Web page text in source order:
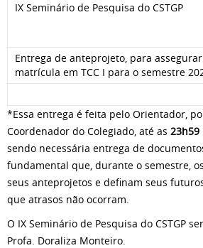
IX Seminário de Pesquisa do CSTGP
Entrega de anteprojeto, para assegurar
matrícula em TCC I para o semestre
*Essa entrega é feita pelo Orientador,
Coordenador do Colegiado, até as 23h59
sendo necessária entrega de
fundamental que, durante o semestre,
seus anteprojetos e definam seus
que atrasos não ocorram.
O IX Seminário de Pesquisa do CSTGP
Profa. Doraliza Monteiro.